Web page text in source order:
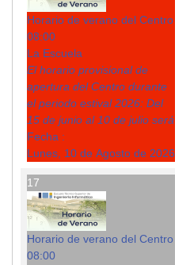
Horario de verano del Centro
08:00
La Escuela
El horario provisional de
apertura del Centro durante
el periodo estival 2026: Del
15 de junio al 10 de julio será
Fecha :
Lunes, 10 de Agosto de 2026
17
Horario de verano del Centro
08:00